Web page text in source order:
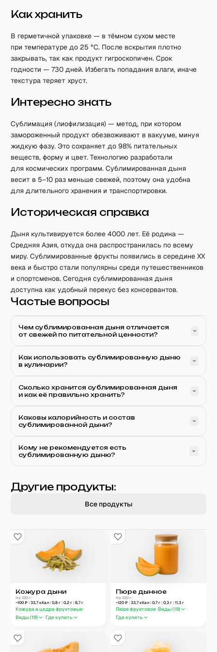
Как хранить
В герметичной упаковке — в тёмном сухом месте
при температуре до 25 °C. После вскрытия плотно
закрывать, так как продукт гигроскопичен. Срок
годности — 730 дней. Избегать попадания влаги, иначе
текстура теряет хруст.
Интересно знать
Сублимация (лиофилизация) — метод, при котором
замороженный продукт обезвоживают в вакууме, минуя
жидкую фазу. Это сохраняет до 98% питательных
веществ, форму и цвет. Технологию разработали
для космических программ. Сублимированная дыня
весит в 5–10 раз меньше свежей, поэтому она удобна
для длительного хранения и транспортировки.
Историческая справка
Дыня культивируется более 4000 лет. Её родина —
Средняя Азия, откуда она распространилась по всему
миру. Сублимированные фрукты появились в середине XX
века и быстро стали популярны среди путешественников
и спортсменов. Сегодня сублимированная дыня
доступна как удобный перекус без консервантов.
Частые вопросы
Чем сублимированная дыня отличается
от свежей по питательной ценности?
Как использовать сублимированную дыню
в кулинарии?
Сколько хранится сублимированная дыня
и как её правильно хранить?
Каковы калорийность и состав
сублимированной дыни?
Кому не рекомендуется есть
сублимированную дыню?
Другие продукты:
Все продукты
Кожура дыни
На 100 г:
~100 ₽| 33,7кКал| 0,8 г| 0,2 г| 8,7г
Кожура и цедра фруктовые
Виды (19) Где купить
Пюре дынное
На 100 г:
~120 ₽ | 33,7кКал | 0,7г | 0,3 г | 11,3 г
Пюре фруктовое Виды (19)
Где купить